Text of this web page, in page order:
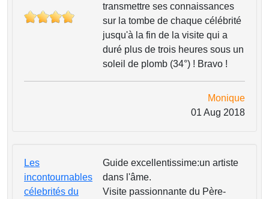
transmettre ses connaissances
sur la tombe de chaque célébrité
jusqu'à la fin de la visite qui a
duré plus de trois heures sous un
soleil de plomb (34°) ! Bravo !
Monique
01 Aug 2018
Les
incontournables
célebrités du
Guide excellentissime:un artiste
dans l'âme.
Visite passionnante du Père-